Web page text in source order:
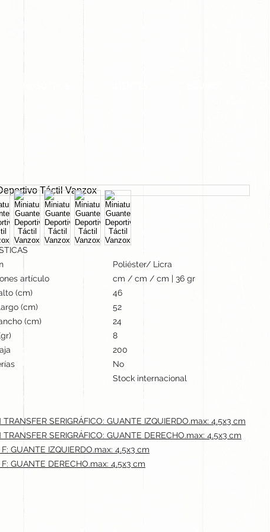
Poliéster/ Licra
artículo
cm / cm / cm | 36 gr
(cm)
46
(cm)
52
(cm)
24
8
200
No
Stock internacional
TRANSFER SERIGRÁFICO: GUANTE IZQUIERDO.max: 4.5x3 cm
TRANSFER SERIGRÁFICO: GUANTE DERECHO.max: 4.5x3 cm
F: GUANTE IZQUIERDO.max: 4.5x3 cm
F: GUANTE DERECHO.max: 4.5x3 cm